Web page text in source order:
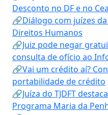
Desconto no DF e no
🔗Diálogo com juízes
Direitos Humanos
🔗Juiz pode negar
consulta de ofício ao
🔗Vai um crédito aí?
portabilidade de crédito
🔗Juíza do TJDFT
Programa Maria da